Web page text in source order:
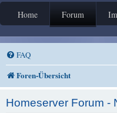
Home Forum
FAQ
Foren-Übersicht
Homeserver Forum -